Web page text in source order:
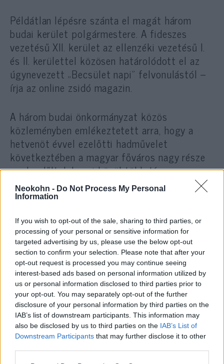
Neokohn - Do Not Process My Personal
Information
If you wish to opt-out of the sale, sharing to third parties, or
processing of your personal or sensitive information for
targeted advertising by us, please use the below opt-out
section to confirm your selection. Please note that after your
opt-out request is processed you may continue seeing
interest-based ads based on personal information utilized by
us or personal information disclosed to third parties prior to
your opt-out. You may separately opt-out of the further
disclosure of your personal information by third parties on the
IAB’s list of downstream participants. This information may
also be disclosed by us to third parties on the IAB’s List of
Downstream Participants that may further disclose it to other
Példátlan lépésre szánta el magát három
budai kerület polgármestere. A fideszes
vezetésű XII. kerület az ellenzéki vezetésű I.
és II. kerülettel közösen határolódott el az
úgynevezett „Becsület napi” felvonulástól –
írja az online zsidó magazin.
A három budai önkormányzat közös
közleményben emlékeztetett arra, hogy a
hetvenöt évvel ezelőtti hadművelet
következtében a magyar főváros nagy része
romba dőlt, lakosai közül több tízezren
elpusztultak, másokat pedig hosszú időre
elhurcoltak. „Az I., II. és XII. kerületi
megemlékezést Budapest második
világháborús ostromára, ennek érdekében az
eseményre saját programokkal készülnek. A
három önkormányzat 2020. február 8-án
megnyíló, közös, utcai kiállítással emlékezik
az ostromban elhuny civilekre, katonákra,
nemzetiségtől, származástól, vallástól
függetlenül” – jelentették be.
A teljes írástittlehet elolvasni.